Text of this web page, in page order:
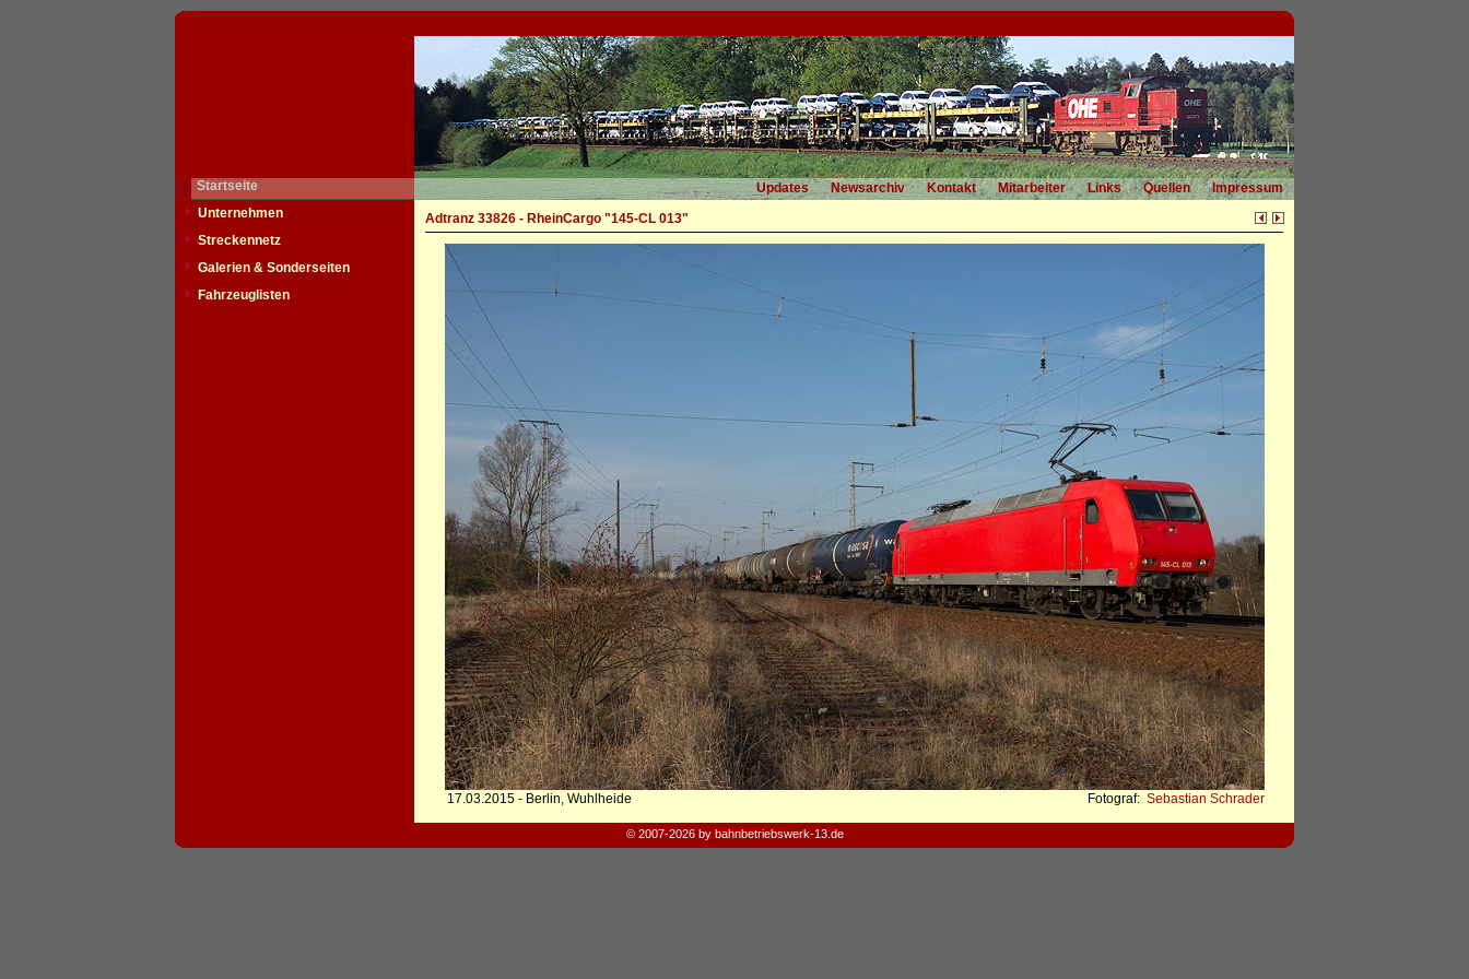
Startseite Updates Newsarchiv Kontakt Mitarbeiter Links Quellen
Impressum
Unternehmen
Streckennetz
Galerien & Sonderseiten
Fahrzeuglisten
Adtranz 33826 - RheinCargo "145-CL 013"
17.03.2015 - Berlin, Wuhlheide Fotograf: Sebastian Schrader
© 2007-2026 by bahnbetriebswerk-13.de